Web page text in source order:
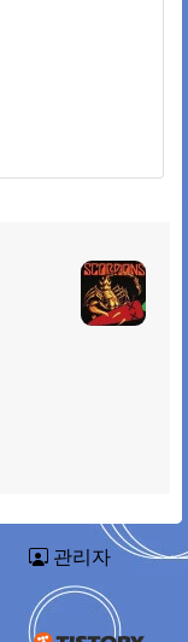
관리자